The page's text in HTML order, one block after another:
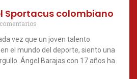
Sportacus colombiano
vez que un joven talento
el mundo del deporte, siento una
Ángel Barajas con 17 años ha